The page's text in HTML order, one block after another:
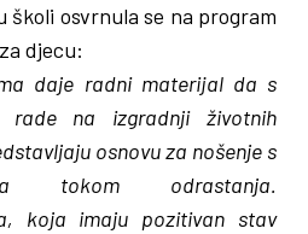
školi osvrnula se na program
djecu:
daje radni materijal da s
rade na izgradnji životnih
osnovu za nošenje s
tokom odrastanja.
koja imaju pozitivan stav